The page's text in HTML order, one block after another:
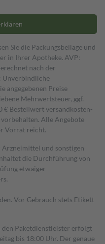
Sie die Packungsbeilage und
in Ihrer Apotheke. AVP:
nach der
Unverbindliche
angegebenen Preise
Mehrwertsteuer, ggf.
€ Bestell­wert versand­kosten­
Alle Angebote
Vorrat reicht.
Arzneimittel und sonstigen
die Durchführung von
etwaiger
Vor Gebrauch stets Etikett
den Paketdienstleister erfolgt
bis 18:00 Uhr. Der genaue